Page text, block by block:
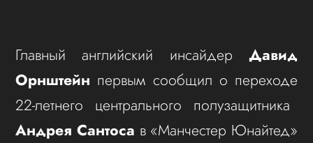
Главный английский инсайдер Давид
Орнштейн первым сообщил о переходе
22-летнего центрального полузащитника
Андрея Сантоса в «Манчестер Юнайтед»